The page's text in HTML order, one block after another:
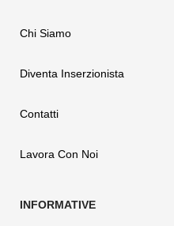
Chi Siamo
Diventa Inserzionista
Contatti
Lavora Con Noi